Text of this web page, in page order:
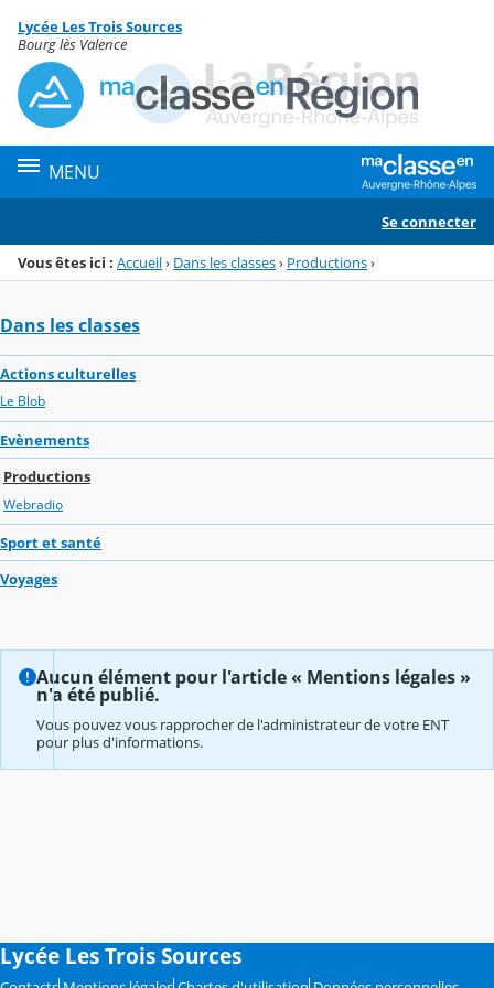
Menu de la rubrique
Contenu
Lycée Les Trois Sources
Bourg lès Valence
MENU
Se connecter
Vous êtes ici : Accueil› Dans les classes› Productions›
Dans les classes
Actions culturelles
Le Blob
Evènements
Productions
Webradio
Sport et santé
Voyages
Aucun élément pour l'article « Mentions légales »
n'a été publié.
Vous pouvez vous rapprocher de l'administrateur de votre ENT
pour plus d'informations.
Lycée Les Trois Sources